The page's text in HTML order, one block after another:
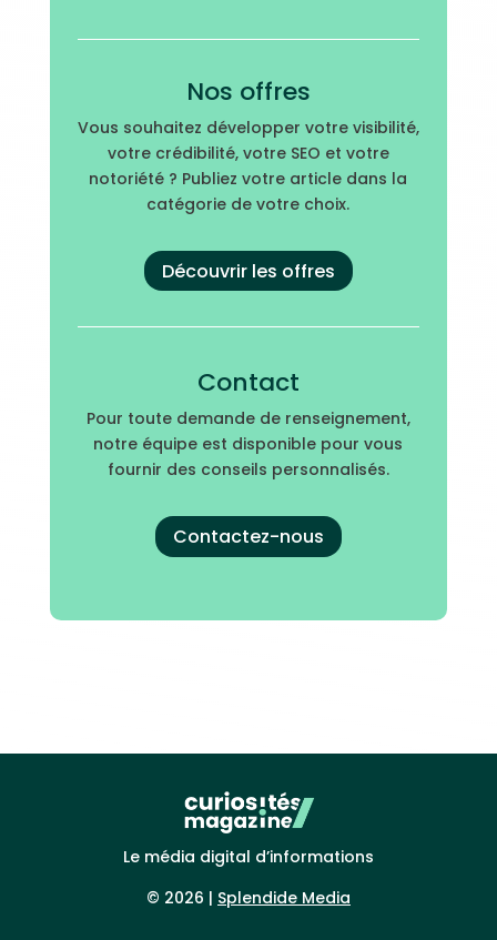
Nos offres
Vous souhaitez développer votre visibilité,
votre crédibilité, votre SEO et votre
notoriété ? Publiez votre article dans la
catégorie de votre choix.
Découvrir les offres
Contact
Pour toute demande de renseignement,
notre équipe est disponible pour vous
fournir des conseils personnalisés.
Contactez-nous
Le média digital d’informations
© 2026 | Splendide Media